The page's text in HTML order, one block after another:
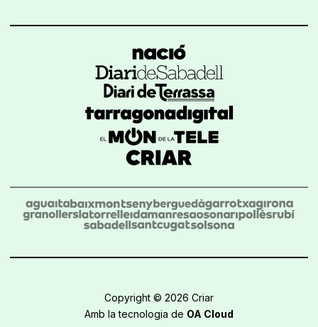
Copyright © 2026 Criar
Amb la tecnologia de OA Cloud